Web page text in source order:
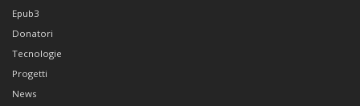
Epub3
Donatori
Tecnologie
Progetti
News